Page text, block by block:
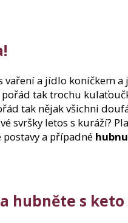
!
a jídlo koníčkem
tak trochu
tak nějak všichni
svršky letos s kuráží?
a případné
hubněte s